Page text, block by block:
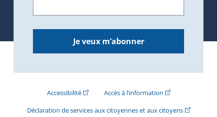
Je veux m’abonner
Accessibilité(Cet hyperlien externe s'ouvrira dans une
Accès à l’information(Cet hyperlien
Déclaration de services aux citoyennes et aux citoyens(Cet